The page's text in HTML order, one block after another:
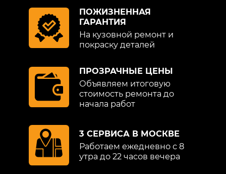
ПОЖИЗНЕННАЯ
ГАРАНТИЯ
На кузовной ремонт и
покраску деталей
ПРОЗРАЧНЫЕ ЦЕНЫ
Объявляем итоговую
стоимость ремонта до
начала работ
3 СЕРВИСА В МОСКВЕ
Работаем ежедневно с 8
утра до 22 часов вечера